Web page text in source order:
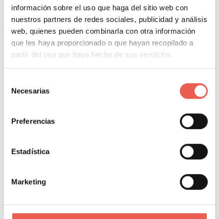
información sobre el uso que haga del sitio web con
nuestros partners de redes sociales, publicidad y análisis
web, quienes pueden combinarla con otra información
que les haya proporcionado o que hayan recopilado a
partir del uso que haya hecho de sus servicios.
Necesarias
Preferencias
Estadística
Marketing
¿Quieres proteger los materiales que vendes, la ropa
de tu tienda o los alimentos de tu comercio? Contacta
con esta empresa y encuentra las etiquetas antihurto
que te darán tranquilidad y que simplemente tendrás
About Author
Javier Sancho Piqueras